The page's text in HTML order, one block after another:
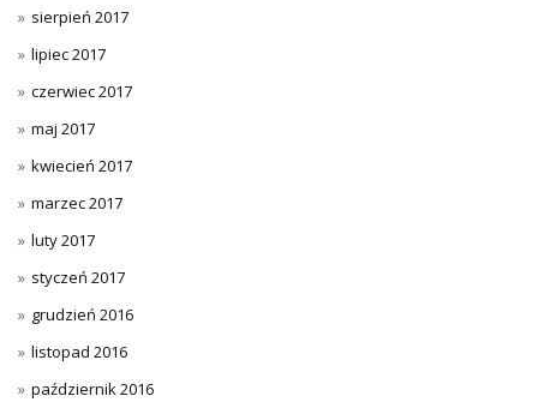
sierpień 2017
lipiec 2017
czerwiec 2017
maj 2017
kwiecień 2017
marzec 2017
luty 2017
styczeń 2017
grudzień 2016
listopad 2016
październik 2016